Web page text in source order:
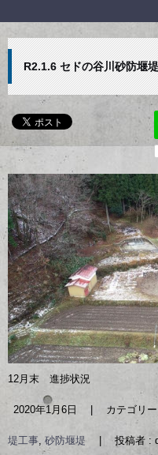
R2.1.6 セドの谷川砂防堰
12月末 進捗状況
2020年1月6日 カテゴリ
堤工事, 砂防堰堤 投稿者 :